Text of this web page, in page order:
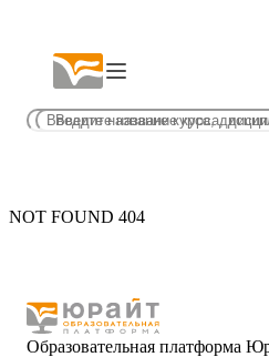
NOT FOUND 404
Образовательная платформа